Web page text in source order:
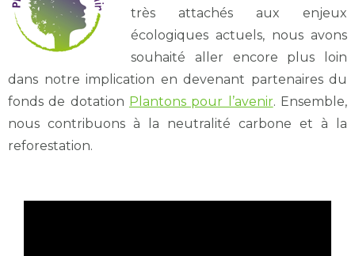
très attachés aux enjeux
écologiques actuels, nous avons
souhaité aller encore plus loin
dans notre implication en devenant partenaires du
fonds de dotation Plantons pour l’avenir. Ensemble,
nous contribuons à la neutralité carbone et à la
reforestation.